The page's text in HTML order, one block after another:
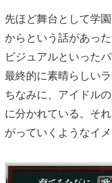
先ほど舞台として学
からという話があっ
ビジュアルといった
最終的に素晴らしい
ちなみに、アイドル
に分かれている。そ
がっていくようなイメ